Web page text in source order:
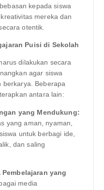
kepada siswa
mereka dan
otentik.
Puisi di Sekolah
dilakukan secara
agar siswa
berkarya. Beberapa
antara lain:
yang Mendukung:
yang aman, nyaman,
untuk berbagi ide,
dan saling
yang
media